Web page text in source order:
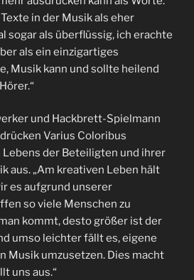
in der Musik als eher
sogar als überflüssig, ich erachte
als ein einzigartiges
Musik kann und sollte heilend
und Hackbrett-Spielmann
Varius Coloribus
Lebens der Beteiligten und ihrer
aus. „Am kreativen Leben hält
es aufgrund unserer
so viele Menschen zu
kommt, desto größer ist der
umso leichter fällt es, eigene
Musik umzusetzen. Dies macht
uns aus.“